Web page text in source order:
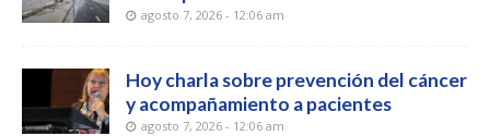
agosto 7, 2026 - 12:06 am
Hoy charla sobre prevención del cáncer
y acompañamiento a pacientes
agosto 7, 2026 - 12:06 am